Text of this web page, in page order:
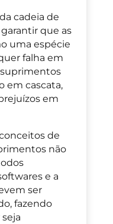
cadeia de
que as
uma espécie
falha em
em cascata,
em
de
não
e a
ser
fazendo
seja